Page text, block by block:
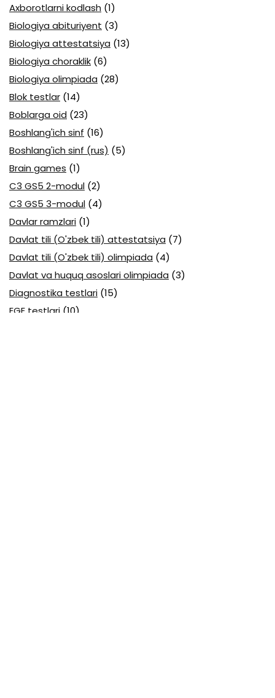
Axborotlarni kodlash (1)
Biologiya abituriyent (3)
Biologiya attestatsiya (13)
Biologiya choraklik (6)
Biologiya olimpiada (28)
Blok testlar (14)
Boblarga oid (23)
Boshlang'ich sinf (16)
Boshlang'ich sinf (rus) (5)
Brain games (1)
C3 GS5 2-modul (2)
C3 GS5 3-modul (4)
Davlar ramzlari (1)
Davlat tili (O'zbek tili) attestatsiya (7)
Davlat tili (O'zbek tili) olimpiada (4)
Davlat va huquq asoslari olimpiada (3)
Diagnostika testlari (15)
EGE testlari (10)